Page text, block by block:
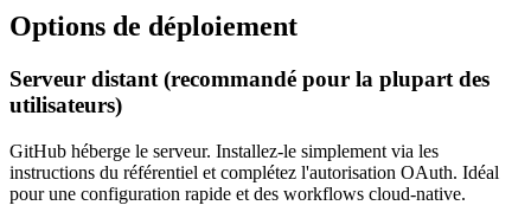
Options de déploiement
Serveur distant (recommandé pour la plupart des
utilisateurs)
GitHub héberge le serveur. Installez-le simplement via les
instructions du référentiel et complétez l'autorisation OAuth. Idéal
pour une configuration rapide et des workflows cloud-native.